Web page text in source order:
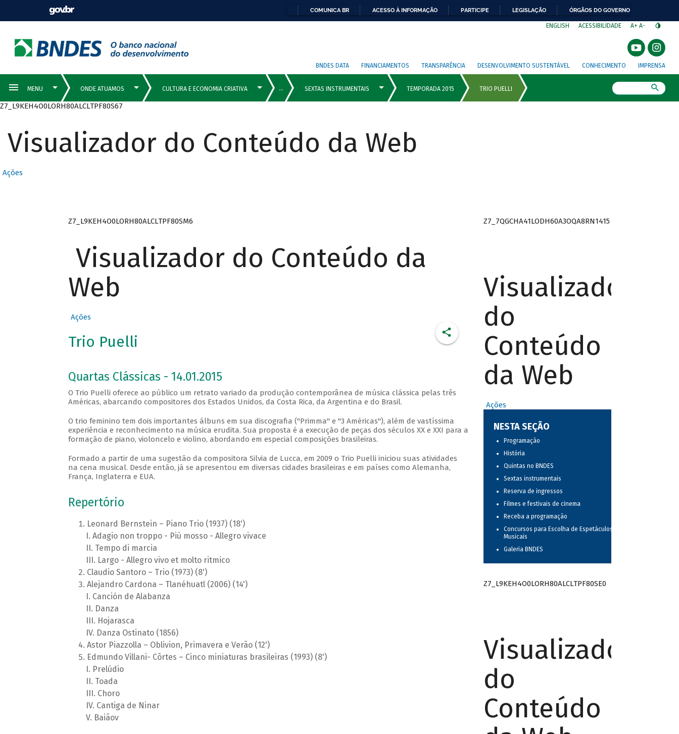
COMUNICA BR ACESSO À INFORMAÇÃO PARTICIPE LEGISLAÇÃO ÓRGÃOS DO GOVERNO
ENGLISH ACESSIBILIDADE A+ A-
BNDES DATA FINANCIAMENTOS TRANSPARÊNCIA DESENVOLVIMENTO SUSTENTÁVEL CONHECIMENTO IMPRENSA
Z7_L9KEH4O0LORH80ALCLTPF80S67
Visualizador do Conteúdo da Web
Ações
Z7_L9KEH4O0LORH80ALCLTPF80SM6
Visualizador do Conteúdo da
Web
Ações
Trio Puelli
Quartas Clássicas - 14.01.2015
O Trio Puelli oferece ao público um retrato variado da produção contemporânea de música clássica pelas três
Américas, abarcando compositores dos Estados Unidos, da Costa Rica, da Argentina e do Brasil.
O trio feminino tem dois importantes álbuns em sua discografia ("Primma" e "3 Américas"), além de vastíssima
experiência e reconhecimento na música erudita. Sua proposta é a execução de peças dos séculos XX e XXI para a
formação de piano, violoncelo e violino, abordando em especial composições brasileiras.
Formado a partir de uma sugestão da compositora Silvia de Lucca, em 2009 o Trio Puelli iniciou suas atividades
na cena musical. Desde então, já se apresentou em diversas cidades brasileiras e em países como Alemanha,
França, Inglaterra e EUA.
Repertório
Leonard Bernstein – Piano Trio (1937) (18')
Adagio non troppo - Più mosso - Allegro vivace
Tempo di marcia
Largo - Allegro vivo et molto ritmico
Claudio Santoro – Trio (1973) (8')
Alejandro Cardona – Tlanéhuatl (2006) (14')
Canción de Alabanza
Danza
Hojarasca
Danza Ostinato (1856)
Astor Piazzolla – Oblivion, Primavera e Verão (12')
Edmundo Villani- Côrtes – Cinco miniaturas brasileiras (1993) (8')
Prelúdio
Toada
Choro
Cantiga de Ninar
Baiãov
Z7_7QGCHA41LODH60A3OQA8RN1415
Visualizador
do
Conteúdo
da Web
Ações
NESTA SEÇÃO
Programação
História
Quintas no BNDES
Sextas instrumentais
Reserva de ingressos
Filmes e festivais de cinema
Receba a programação
Concursos para Escolha de Espetáculos
Musicais
Galeria BNDES
Z7_L9KEH4O0LORH80ALCLTPF80SE0
Visualizador
do
Conteúdo